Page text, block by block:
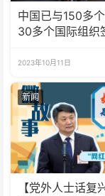
中国已与150多
30多个国际组织
2023年10月11日
新闻
【党外人士话复